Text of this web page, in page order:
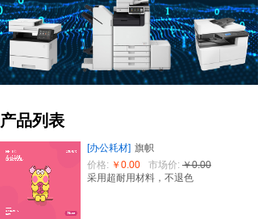
产品列表
[办公耗材] 旗帜
价格: ￥0.00 市场价: ￥0.00
采用超耐用材料，不退色